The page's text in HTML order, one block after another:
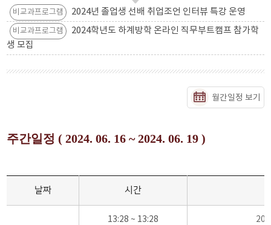
비교과프로그램 2024년 졸업생 선배 취업조언 인터뷰 특강 운영
비교과프로그램
2024학년도 하계방학 온라인 직무부트캠프 참가학
생 모집
월간일정 보기
주간일정 ( 2024. 06. 16 ~ 2024. 06. 19 )
날짜 시간
13:28 ~ 13:28